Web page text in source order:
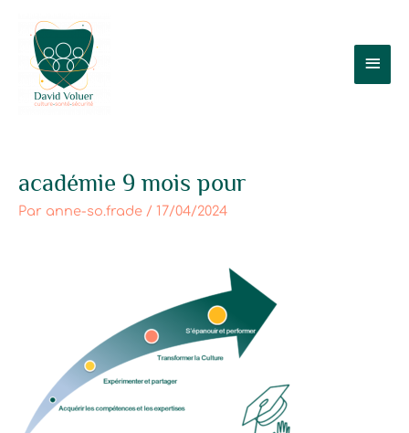
contenu
académie 9 mois pour
Par anne-so.frade / 17/04/2024